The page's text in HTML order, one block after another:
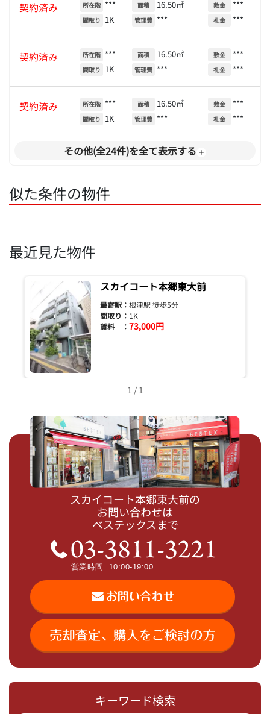
キーワード検索
契約済み 所在階 ***
間取り 1K
面積 16.50㎡
管理費 ***
敷金 ***
礼金 ***
契約済み 所在階 ***
間取り 1K
面積 16.50㎡
管理費 ***
敷金 ***
礼金 ***
契約済み 所在階 ***
間取り 1K
面積 16.50㎡
管理費 ***
敷金 ***
礼金 ***
その他(全24件)を全て表示する
似た条件の物件
最近見た物件
スカイコート本郷東大前
最寄駅： 根津駅 徒歩5分
間取り： 1K
賃料 ： 73,000円
1 / 1
スカイコート本郷東大前の
お問い合わせは
ベステックスまで